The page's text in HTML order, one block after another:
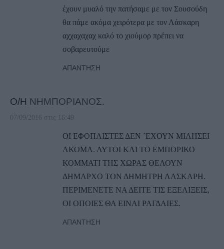
έχουν μυαλό την πατήσαμε με τον Σουσούδη
θα πάμε ακόμα χειρότερα με τον Λάσκαρη
αχχαχαχαχ καλό το χιούμορ πρέπει να
σοβαρευτούμε
ΑΠΆΝΤΗΣΗ
Ο/Η ΝΗΜΠΟΡΙΑΝΟΣ.
07/09/2016 στις 16:49
ΟΙ ΕΦΟΠΛΙΣΤΕΣ ΔΕΝ ´ΕΧΟΥΝ ΜΙΛΗΣΕΙ
ΑΚΟΜΑ. ΑΥΤΟΙ ΚΑΙ ΤΟ ΕΜΠΟΡΙΚΟ
ΚΟΜΜΑΤΙ ΤΗΣ ΧΩΡΑΣ ΘΕΛΟΥΝ
ΔΗΜΑΡΧΟ ΤΟΝ ΔΗΜΗΤΡΗ ΛΑΣΚΑΡΗ.
ΠΕΡΙΜΕΝΕΤΕ ΝΑ ΔΕΙΤΕ ΤΙΣ ΕΞΕΛΙΞΕΙΣ,
ΟΙ ΟΠΟΙΕΣ ΘΑ ΕΙΝΑΙ ΡΑΓΔΑΙΕΣ.
ΑΠΆΝΤΗΣΗ